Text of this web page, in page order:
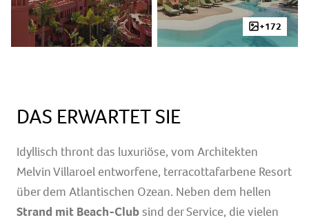
+172
DAS ERWARTET SIE
Idyllisch thront das luxuriöse, vom Architekten
Melvin Villaroel entworfene, terracottafarbene Resort
über dem Atlantischen Ozean. Neben dem hellen
Strand mit Beach-Clubsind der Service, die vielen